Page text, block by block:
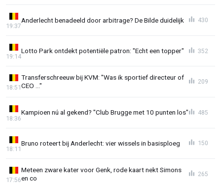
Anderlecht benadeeld door arbitrage? De Bilde duidelijk
19:37
430
Lotto Park ontdekt potentiële patron: "Echt een topper"
19:14
352
Transferschreeuw bij KVM: "Was ik sportief directeur of
CEO ..."
18:51
209
Kampioen nú al gekend? "Club Brugge met 10 punten los"
18:36
485
Bruno roteert bij Anderlecht: vier wissels in basisploeg
18:11
150
Meteen zware kater voor Genk, rode kaart nekt Simons
en co
17:56
265